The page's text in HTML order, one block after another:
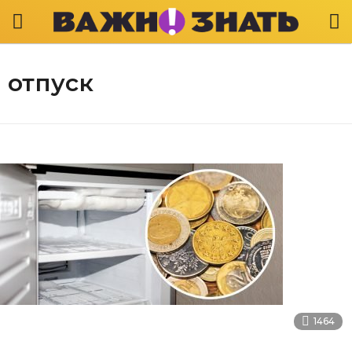
отпуск
1464